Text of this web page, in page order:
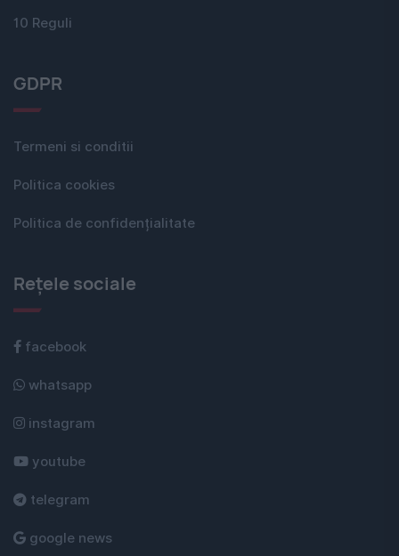
10 Reguli
GDPR
Termeni si conditii
Politica cookies
Politica de confidențialitate
Rețele sociale
facebook
whatsapp
instagram
youtube
telegram
google news